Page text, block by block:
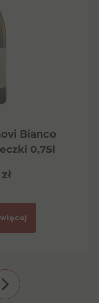
Bianco
0,75l
zł